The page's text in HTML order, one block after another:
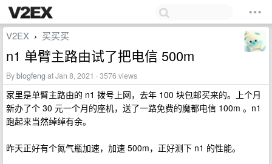
V2EX › 买买买
n1 单臂主路由试了把电信 500m
Byblogfeng at Jan 8, 2021 · 3576 views
家里是单臂主路由的 n1 拨号上网，去年 100 块包邮买来的。上个月
新办了个 30 元一个月的座机，送了一路免费的魔都电信 100m 。n1
跑起来当然绰绰有余。
昨天正好有个氮气瓶加速，加速 500m，正好测下 n1 的性能。